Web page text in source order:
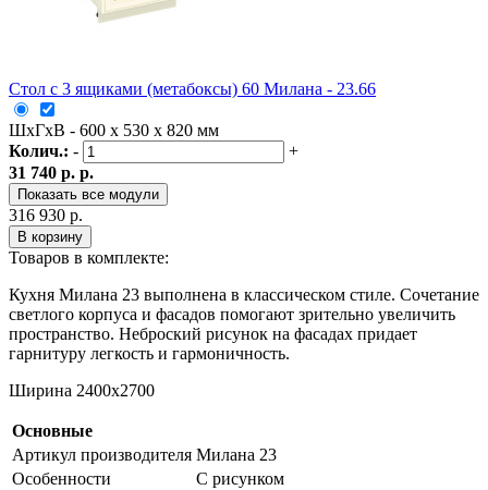
Стол с 3 ящиками (метабоксы) 60 Милана - 23.66
ШxГxВ - 600 x 530 x 820 мм
Колич.: -
+
31 740 р. р.
Показать все модули
316 930 р.
В корзину
Товаров в комплекте:
Кухня Милана 23 выполнена в классическом стиле. Сочетание
светлого корпуса и фасадов помогают зрительно увеличить
пространство. Неброский рисунок на фасадах придает
гарнитуру легкость и гармоничность.
Ширина 2400х2700
Основные
Артикул производителя Милана 23
Особенности
С рисунком